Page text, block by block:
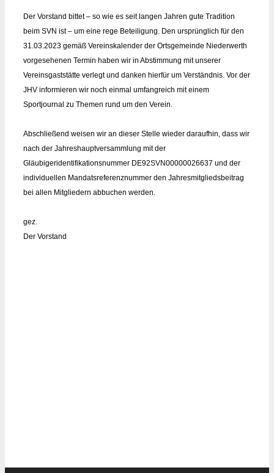
Der Vorstand bittet – so wie es seit langen Jahren gute Tradition
beim SVN ist – um eine rege Beteiligung. Den ursprünglich für den
31.03.2023 gemäß Vereinskalender der Ortsgemeinde Niederwerth
vorgesehenen Termin haben wir in Abstimmung mit unserer
Vereinsgaststätte verlegt und danken hierfür um Verständnis. Vor der
JHV informieren wir noch einmal umfangreich mit einem
Sportjournal zu Themen rund um den Verein.
Abschließend weisen wir an dieser Stelle wieder daraufhin, dass wir
nach der Jahreshauptversammlung mit der
Gläubigeridentifikationsnummer DE92SVN00000026637 und der
individuellen Mandatsreferenznummer den Jahresmitgliedsbeitrag
bei allen Mitgliedern abbuchen werden.
gez.
Der Vorstand